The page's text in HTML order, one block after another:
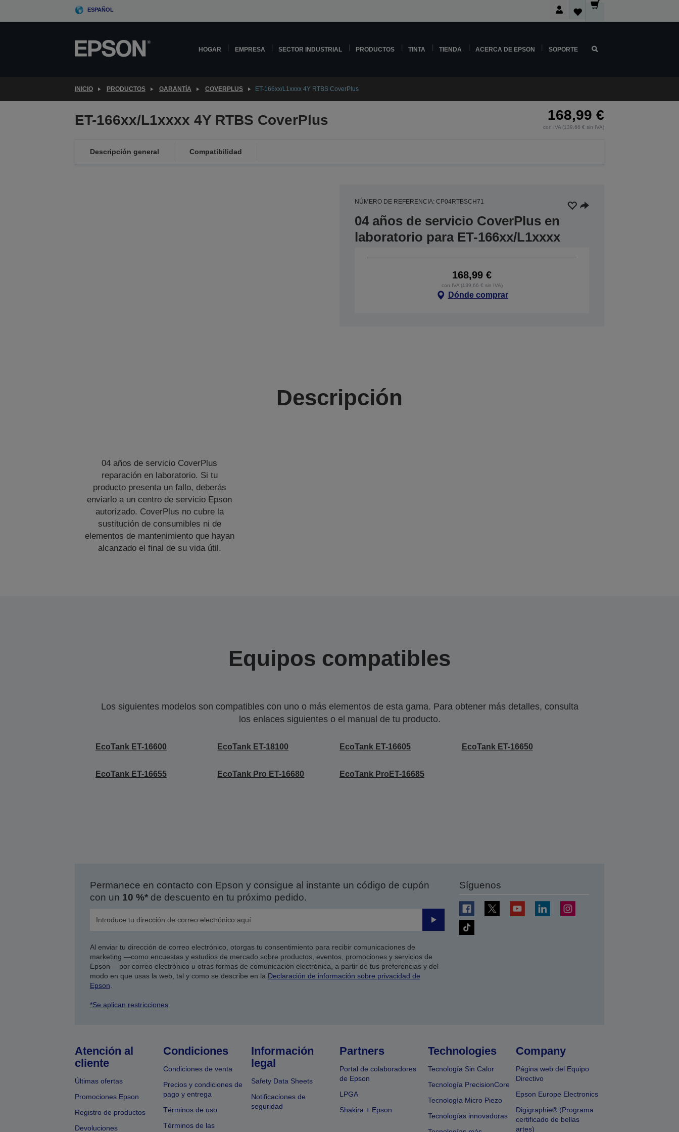
ESPAÑOL
HOGAR EMPRESA SECTOR INDUSTRIAL PRODUCTOS TINTA TIENDA ACERCA DE EPSON SOPORTE
INICIO PRODUCTOS GARANTÍA COVERPLUS ET-166xx/L1xxxx 4Y RTBS CoverPlus
ET-166xx/L1xxxx 4Y RTBS CoverPlus 168,99 €
con IVA (139,66 € sin IVA)
Descripción general Compatibilidad
NÚMERO DE REFERENCIA: CP04RTBSCH71
04 años de servicio CoverPlus en
laboratorio para ET-166xx/L1xxxx
168,99 €
con IVA (139,66 € sin IVA)
Dónde comprar
Descripción
04 años de servicio CoverPlus
reparación en laboratorio. Si tu
producto presenta un fallo, deberás
enviarlo a un centro de servicio Epson
autorizado. CoverPlus no cubre la
sustitución de consumibles ni de
elementos de mantenimiento que hayan
alcanzado el final de su vida útil.
Equipos compatibles
Los siguientes modelos son compatibles con uno o más elementos de esta gama. Para obtener más detalles, consulta
los enlaces siguientes o el manual de tu producto.
EcoTank ET-16600 EcoTank ET-18100 EcoTank ET-16605 EcoTank ET-16650
EcoTank ET-16655 EcoTank Pro ET-16680 EcoTank ProET-16685
Permanece en contacto con Epson y consigue al instante un código de cupón
con un 10 %*de descuento en tu próximo pedido.
Enviar
Al enviar tu dirección de correo electrónico, otorgas tu consentimiento para recibir comunicaciones de
marketing —como encuestas y estudios de mercado sobre productos, eventos, promociones y servicios de
Epson— por correo electrónico u otras formas de comunicación electrónica, a partir de tus preferencias y del
modo en que usas la web, tal y como se describe en la Declaración de información sobre privacidad de
Epson
*Se aplican restricciones
Síguenos
Atención al
cliente
Últimas ofertas
Promociones Epson
Registro de productos
Devoluciones
Condiciones
Condiciones de venta
Precios y condiciones de
pago y entrega
Términos de uso
Términos de las
Información
legal
Safety Data Sheets
Notificaciones de
seguridad
Partners
Portal de colaboradores
de Epson
LPGA
Shakira + Epson
Technologies
Tecnología Sin Calor
Tecnología PrecisionCore
Tecnología Micro Piezo
Tecnologías innovadoras
Company
Página web del Equipo
Directivo
Epson Europe Electronics
Digigraphie® (Programa
certificado de bellas
artes)